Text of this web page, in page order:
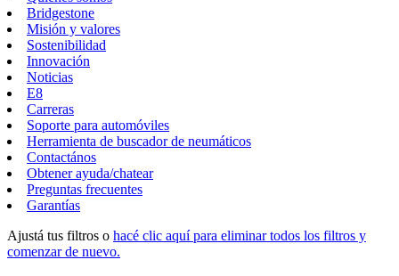
Bridgestone
Misión y valores
Sostenibilidad
Innovación
Noticias
E8
Carreras
Soporte para automóviles
Herramienta de buscador de neumáticos
Contactános
Obtener ayuda/chatear
Preguntas frecuentes
Garantías
Ajustá tus filtros o hacé clic aquí para eliminar todos los filtros y
comenzar de nuevo.